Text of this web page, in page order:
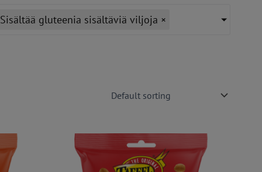
Sisältää gluteenia sisältäviä viljoja ×